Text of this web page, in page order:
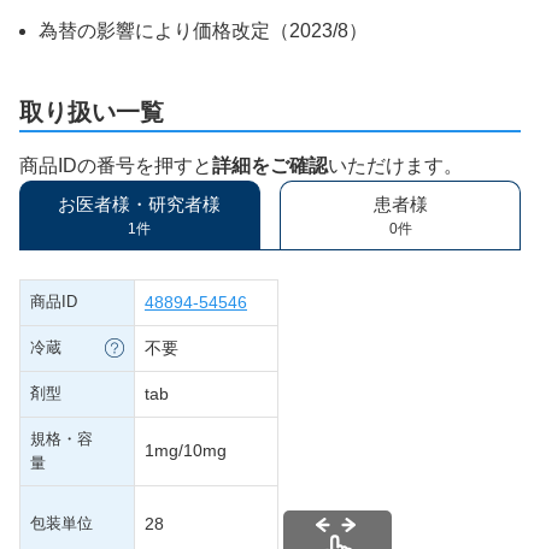
為替の影響により価格改定（2023/8）
取り扱い一覧
商品IDの番号を押すと詳細をご確認いただけます。
お医者様・研究者様
1件
患者様
0件
商品ID 48894-54546
冷蔵 不要
剤型 tab
規格・容
量
1mg/10mg
包装単位 28